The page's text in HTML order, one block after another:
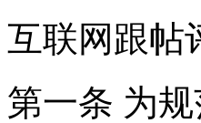
互联网跟帖
第一条 为